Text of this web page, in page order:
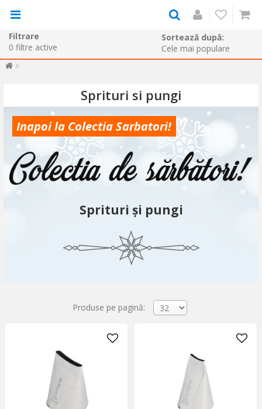
Filtrare
0 filtre active
Sortează după:
Sprituri si pungi
Inapoi la Colectia Sarbatori!
Sprituri și pungi
Produse pe pagină: